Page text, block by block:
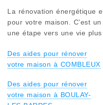
La rénovation énergétique
pour votre maison. C’est
une étape vers une vie
Des aides pour rénover
votre maison à COMBLEUX
Des aides pour rénover
votre maison à BOULAY-